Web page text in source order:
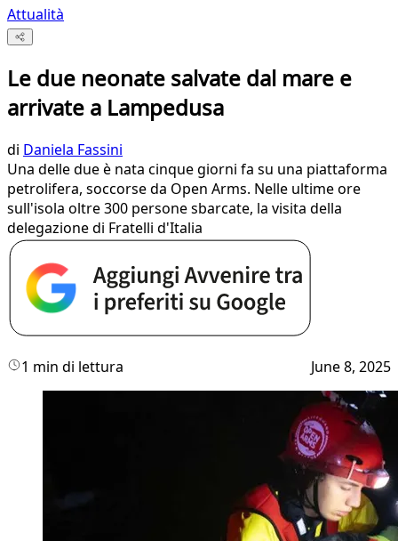
Attualità
Le due neonate salvate dal mare e
arrivate a Lampedusa
di Daniela Fassini
Una delle due è nata cinque giorni fa su una piattaforma
petrolifera, soccorse da Open Arms. Nelle ultime ore
sull'isola oltre 300 persone sbarcate, la visita della
delegazione di Fratelli d'Italia
1 min di lettura June 8, 2025